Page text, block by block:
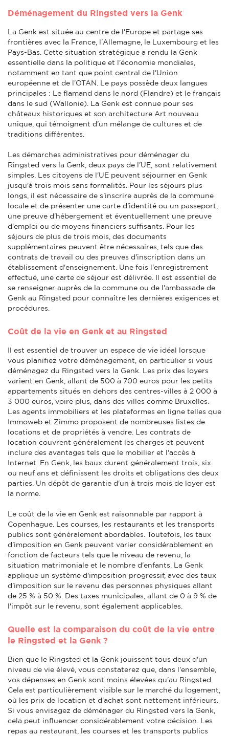
Déménagement du Ringsted vers la Genk
La Genk est située au centre de l'Europe et partage ses
frontières avec la France, l'Allemagne, le Luxembourg et les
Pays-Bas. Cette situation stratégique a rendu la Genk
essentielle dans la politique et l'économie mondiales,
notamment en tant que point central de l'Union
européenne et de l'OTAN. Le pays possède deux langues
principales : Le flamand dans le nord (Flandre) et le français
dans le sud (Wallonie). La Genk est connue pour ses
châteaux historiques et son architecture Art nouveau
unique, qui témoignent d'un mélange de cultures et de
traditions différentes.
Les démarches administratives pour déménager du
Ringsted vers la Genk, deux pays de l'UE, sont relativement
simples. Les citoyens de l'UE peuvent séjourner en Genk
jusqu'à trois mois sans formalités. Pour les séjours plus
longs, il est nécessaire de s'inscrire auprès de la commune
locale et de présenter une carte d'identité ou un passeport,
une preuve d'hébergement et éventuellement une preuve
d'emploi ou de moyens financiers suffisants. Pour les
séjours de plus de trois mois, des documents
supplémentaires peuvent être nécessaires, tels que des
contrats de travail ou des preuves d'inscription dans un
établissement d'enseignement. Une fois l'enregistrement
effectué, une carte de séjour est délivrée. Il est essentiel de
se renseigner auprès de la commune ou de l'ambassade de
Genk au Ringsted pour connaître les dernières exigences et
procédures.
Coût de la vie en Genk et au Ringsted
Il est essentiel de trouver un espace de vie idéal lorsque
vous planifiez votre déménagement, en particulier si vous
déménagez du Ringsted vers la Genk. Les prix des loyers
varient en Genk, allant de 500 à 700 euros pour les petits
appartements situés en dehors des centres-villes à 2 000 à
3 000 euros, voire plus, dans des villes comme Bruxelles.
Les agents immobiliers et les plateformes en ligne telles que
Immoweb et Zimmo proposent de nombreuses listes de
locations et de propriétés à vendre. Les contrats de
location couvrent généralement les charges et peuvent
inclure des avantages tels que le mobilier et l'accès à
Internet. En Genk, les baux durent généralement trois, six
ou neuf ans et définissent les droits et obligations des deux
parties. Un dépôt de garantie d'un à trois mois de loyer est
la norme.
Le coût de la vie en Genk est raisonnable par rapport à
Copenhague. Les courses, les restaurants et les transports
publics sont généralement abordables. Toutefois, les taux
d'imposition en Genk peuvent varier considérablement en
fonction de facteurs tels que le niveau de revenu, la
situation matrimoniale et le nombre d'enfants. La Genk
applique un système d'imposition progressif, avec des taux
d'imposition sur le revenu des personnes physiques allant
de 25 % à 50 %. Des taxes municipales, allant de 0 à 9 % de
l'impôt sur le revenu, sont également applicables.
Quelle est la comparaison du coût de la vie entre
le Ringsted et la Genk ?
Bien que le Ringsted et la Genk jouissent tous deux d'un
niveau de vie élevé, vous constaterez que, dans l'ensemble,
vos dépenses en Genk sont moins élevées qu'au Ringsted.
Cela est particulièrement visible sur le marché du logement,
où les prix de location et d'achat sont nettement inférieurs.
Si vous envisagez de déménager du Ringsted vers la Genk,
cela peut influencer considérablement votre décision. Les
repas au restaurant, les courses et les transports publics